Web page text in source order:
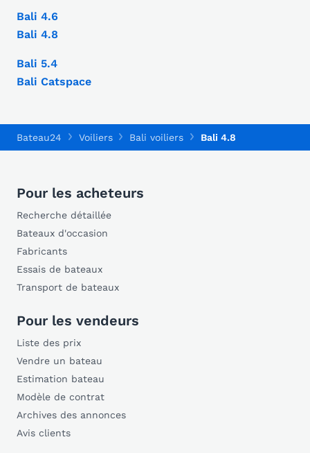
Bali 4.6
Bali 4.8
Bali 5.4
Bali Catspace
Bateau24 Voiliers Bali voiliers Bali 4.8
Pour les acheteurs
Recherche détaillée
Bateaux d'occasion
Fabricants
Essais de bateaux
Transport de bateaux
Pour les vendeurs
Liste des prix
Vendre un bateau
Estimation bateau
Modèle de contrat
Archives des annonces
Avis clients